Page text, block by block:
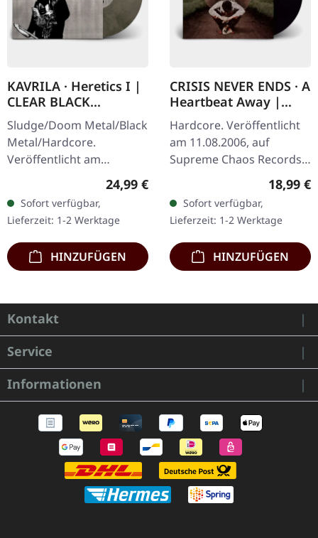
KAVRILA · Heretics I |
CLEAR BLACK
MARBLED LP
Sludge/Doom Metal/Black
Metal/Hardcore.
Veröffentlicht am
30.05.2025, auf Supreme
Clear/Schwarz
marmoriertes Vinyl mit
schwarzen und…
Regulärer Preis:
24,99 €
Sofort verfügbar,
Lieferzeit: 1-2 Werktage
HINZUFÜGEN
CRISIS NEVER ENDS · A
Heartbeat Away |
BLACK LP
Hardcore. Veröffentlicht
am 11.08.2006, auf
Supreme Chaos Records.
Schwarzes Vinyl im
Heartbeat Away" von
Crisis Never Ends ist…
18,99 €
Sofort verfügbar,
Lieferzeit: 1-2 Werktage
HINZUFÜGEN
Kontakt
Service
Informationen